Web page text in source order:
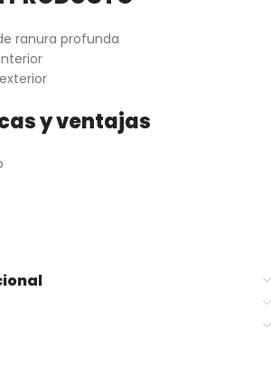
ranura profunda
y ventajas